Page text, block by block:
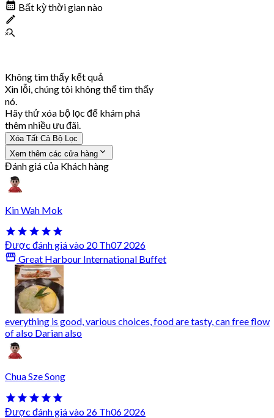
Bất kỳ thời gian nào
Không tìm thấy kết quả
Xin lỗi, chúng tôi không thể tìm thấy
nó.
Hãy thử xóa bộ lọc để khám phá
thêm nhiều ưu đãi.
Xóa Tất Cả Bộ Lọc
Xem thêm các cửa hàng
Đánh giá của Khách hàng
Kin Wah Mok
Được đánh giá vào 20 Th07 2026
Great Harbour International Buffet
everything is good, various choices, food are tasty, can free flow
of also Darian also
Chua Sze Song
Được đánh giá vào 26 Th06 2026